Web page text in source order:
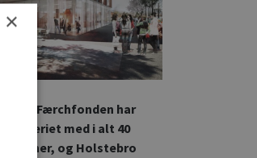
og Færchfonden har
byggeriet med i alt 40
kroner, og Holstebro
×